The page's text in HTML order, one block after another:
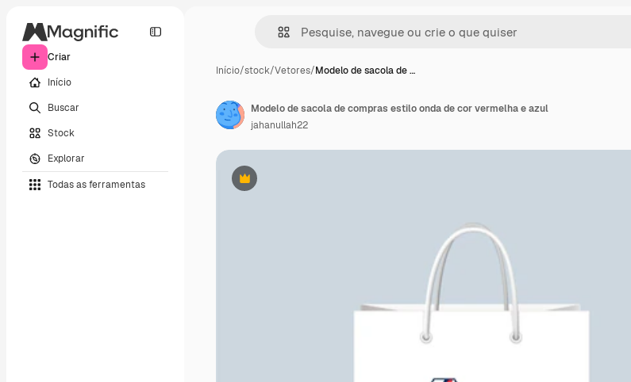
Criar
Início
Buscar
Stock
Explorar
Todas as ferramentas
Início/stock/Vetores/Modelo de sacola de …
Premium
Modelo de sacola de compras estilo onda de cor vermelha e azul
jahanullah22